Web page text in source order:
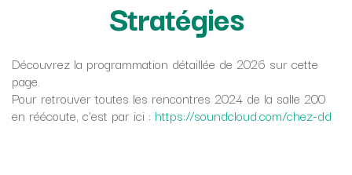
Stratégies
Découvrez la programmation détaillée de 2026 sur cette
page.
Pour retrouver toutes les rencontres 2024 de la salle 200
en réécoute, c’est par ici : https://soundcloud.com/chez-dd